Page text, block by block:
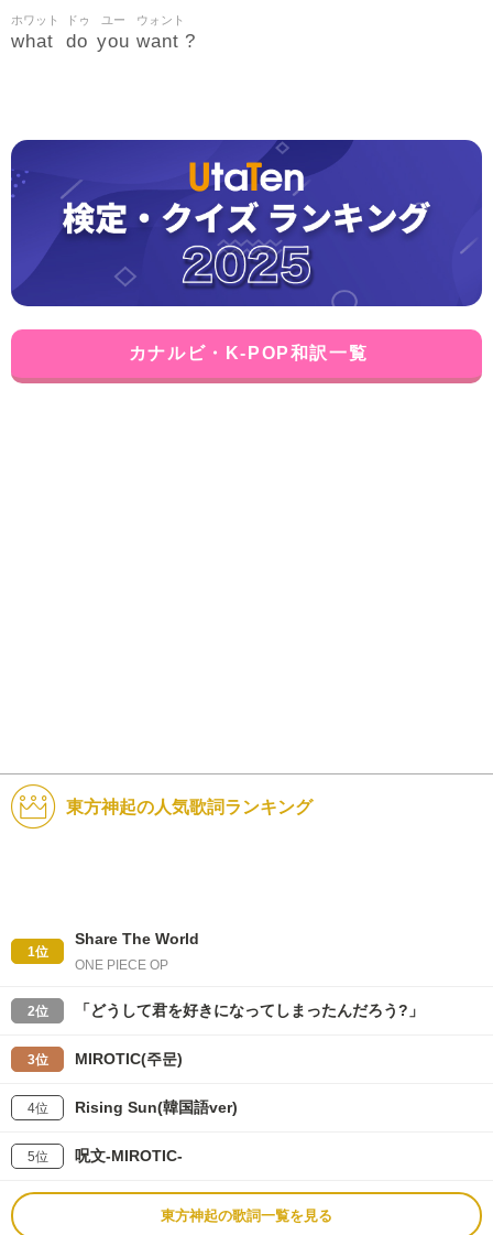
what
ホワット
do
ドゥ
you
ユー
want
ウォント
?
カナルビ・K-POP和訳一覧
東方神起の人気歌詞ランキング
1位
Share The World
ONE PIECE OP
2位 「どうして君を好きになってしまったんだろう?」
3位 MIROTIC(주문)
4位 Rising Sun(韓国語ver)
5位 呪文-MIROTIC-
東方神起の歌詞一覧を見る